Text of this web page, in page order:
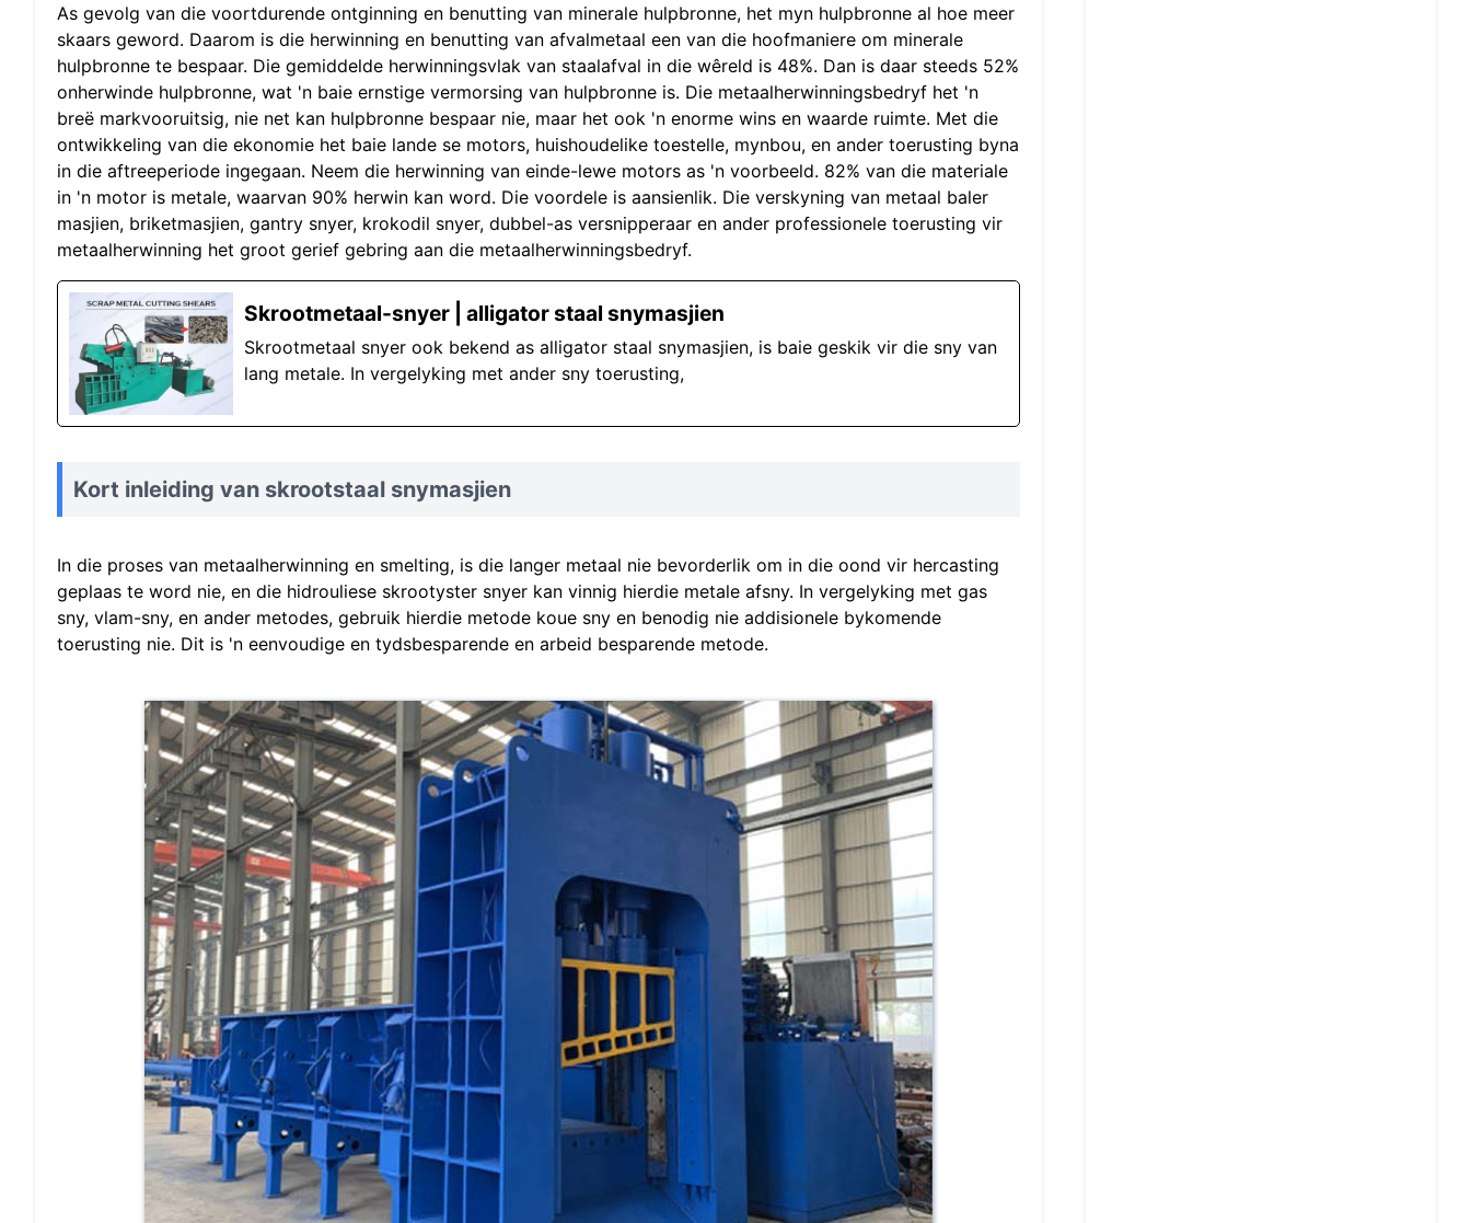
As gevolg van die voortdurende ontginning en benutting van minerale hulpbronne, het myn hulpbronne al hoe meer
skaars geword. Daarom is die herwinning en benutting van afvalmetaal een van die hoofmaniere om minerale
hulpbronne te bespaar. Die gemiddelde herwinningsvlak van staalafval in die wêreld is 48%. Dan is daar steeds 52%
onherwinde hulpbronne, wat 'n baie ernstige vermorsing van hulpbronne is. Die metaalherwinningsbedryf het 'n
breë markvooruitsig, nie net kan hulpbronne bespaar nie, maar het ook 'n enorme wins en waarde ruimte. Met die
ontwikkeling van die ekonomie het baie lande se motors, huishoudelike toestelle, mynbou, en ander toerusting byna
in die aftreeperiode ingegaan. Neem die herwinning van einde-lewe motors as 'n voorbeeld. 82% van die materiale
in 'n motor is metale, waarvan 90% herwin kan word. Die voordele is aansienlik. Die verskyning van metaal baler
masjien, briketmasjien, gantry snyer, krokodil snyer, dubbel-as versnipperaar en ander professionele toerusting vir
metaalherwinning het groot gerief gebring aan die metaalherwinningsbedryf.
Skrootmetaal-snyer | alligator staal snymasjien
Skrootmetaal snyer ook bekend as alligator staal snymasjien, is baie geskik vir die sny van
lang metale. In vergelyking met ander sny toerusting,
Kort inleiding van skrootstaal snymasjien
In die proses van metaalherwinning en smelting, is die langer metaal nie bevorderlik om in die oond vir hercasting
geplaas te word nie, en die hidrouliese skrootyster snyer kan vinnig hierdie metale afsny. In vergelyking met gas
sny, vlam-sny, en ander metodes, gebruik hierdie metode koue sny en benodig nie addisionele bykomende
toerusting nie. Dit is 'n eenvoudige en tydsbesparende en arbeid besparende metode.